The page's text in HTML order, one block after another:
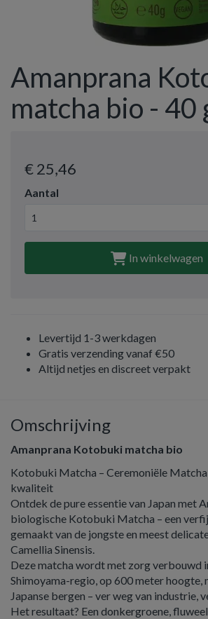
Amanprana
matcha bio - 40
€ 25,46
Aantal
In winkelwagen
Levertijd 1-3 werkdagen
Gratis verzending vanaf €50
Altijd netjes en discreet verpakt
Omschrijving
Amanprana Kotobuki matcha bio
Kotobuki Matcha – Ceremoniële
kwaliteit
Ontdek de pure essentie van Japan met
biologische Kotobuki Matcha – een
gemaakt van de jongste en meest
Camellia Sinensis.
Deze matcha wordt met zorg verbouwd
Shimoyama-regio, op 600 meter hoogte,
Japanse bergen – ver weg van industrie,
Het resultaat? Een donkergroene,